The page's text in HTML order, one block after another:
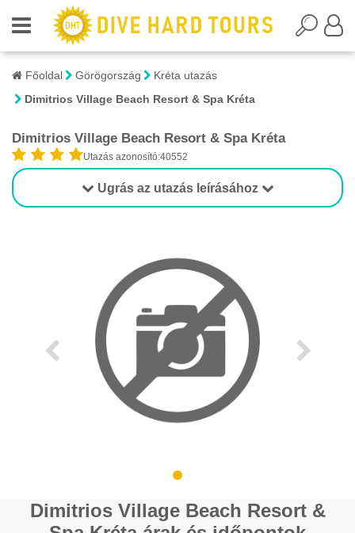
Főoldal Görögország
Kréta utazás
Dimitrios Village Beach Resort & Spa Kréta
Dimitrios Village Beach Resort & Spa Kréta
Utazás azonosító:40552
Ugrás az utazás leírásához
Dimitrios Village Beach Resort &